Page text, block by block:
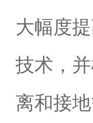
大幅度
技术，
离和接